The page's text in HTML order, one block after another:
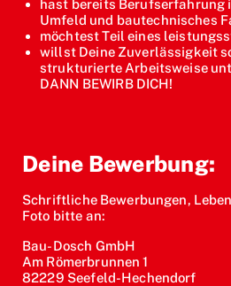
hast bereits Berufserfahrung
Umfeld und bautechnisches
möchtest Teil eines
willst Deine Zuverlässigkeit
strukturierte Arbeitsweise
DANN BEWIRB DICH!
Deine Bewerbung:
Schriftliche Bewerbungen,
Foto bitte an:
Bau-Dosch GmbH
Am Römerbrunnen 1
82229 Seefeld-Hechendorf